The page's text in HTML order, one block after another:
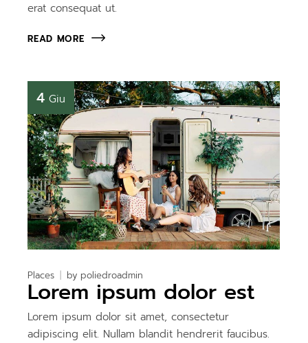
erat consequat ut.
READ MORE
4 Giu
Places by poliedroadmin
Lorem ipsum dolor est
Lorem ipsum dolor sit amet, consectetur
adipiscing elit. Nullam blandit hendrerit faucibus.